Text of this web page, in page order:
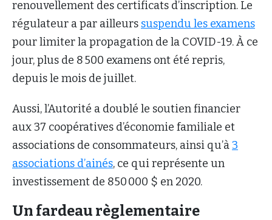
renouvellement des certificats d’inscription. Le
régulateur a par ailleurs suspendu les examens
pour limiter la propagation de la COVID-19. À ce
jour, plus de 8 500 examens ont été repris,
depuis le mois de juillet.
Aussi, l’Autorité a doublé le soutien financier
aux 37 coopératives d’économie familiale et
associations de consommateurs, ainsi qu’à3
associations d’ainés, ce qui représente un
investissement de 850 000 $ en 2020.
Un fardeau règlementaire